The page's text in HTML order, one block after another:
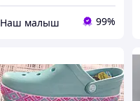
‏Наш малыш 99%